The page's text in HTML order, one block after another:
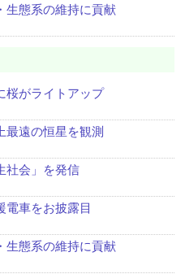
生態系の維持に貢献
桜がライトアップ
最遠の恒星を観測
社会」を発信
電車をお披露目
生態系の維持に貢献